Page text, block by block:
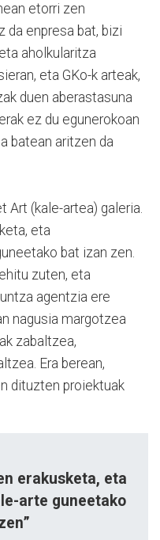
etorri zen
da enpresa bat, bizi
aholkularitza
eta GKo-k arteak,
duen aberastasuna
ez du egunerokoan
batean aritzen da
Art (kale-artea) galeria.
eta
bat izan zen.
zuten, eta
agentzia ere
nagusia margotzea
zabaltzea,
Era berean,
dituzten proiektuak
erakusketa, eta
arte guneetako